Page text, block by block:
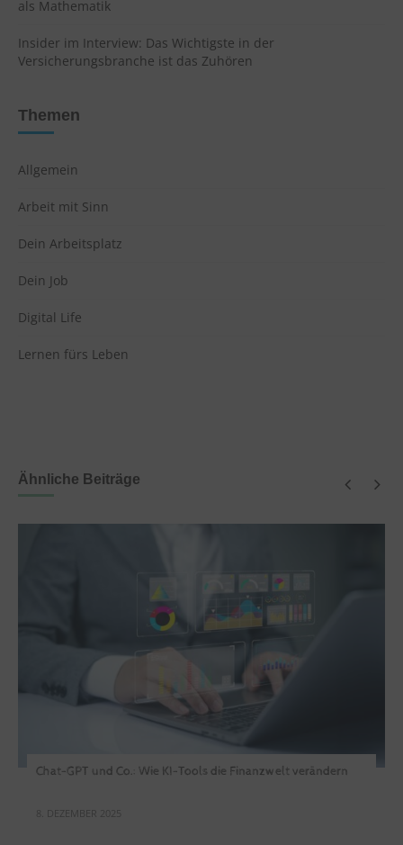
als Mathematik
Insider im Interview: Das Wichtigste in der
Versicherungsbranche ist das Zuhören
Themen
Allgemein
Arbeit mit Sinn
Dein Arbeitsplatz
Dein Job
Digital Life
Lernen fürs Leben
Ähnliche Beiträge
Chat-GPT und Co.: Wie KI-Tools die Finanzwelt verändern
8. DEZEMBER 2025